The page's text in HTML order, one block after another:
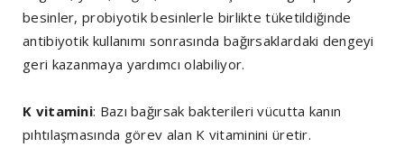
besinler, probiyotik besinlerle birlikte tüketildiğinde
antibiyotik kullanımı sonrasında bağırsaklardaki dengeyi
geri kazanmaya yardımcı olabiliyor.
K vitamini: Bazı bağırsak bakterileri vücutta kanın
pıhtılaşmasında görev alan K vitaminini üretir.